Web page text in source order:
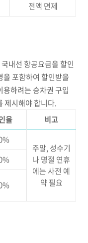
전액 면제
내선 항공요금을 할인
을 포함하여 할인받을
하려는 승차권 구입
제시해야 합니다.
율 비고
주말, 성수기
나 명절 연휴
에는 사전 예
약 필요